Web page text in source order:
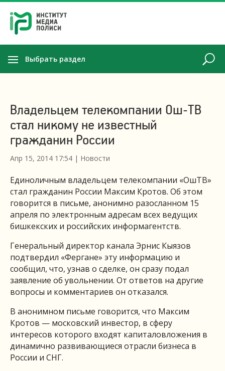
Выбрать раздел
Владельцем телекомпании Ош-ТВ
стал никому не известный
гражданин России
Апр 15, 2014 17:54 | Новости
Единоличным владельцем телекомпании «ОшТВ»
стал гражданин России Максим Кротов. Об этом
говорится в письме, анонимно разосланном 15
апреля по электронным адресам всех ведущих
бишкекских и российских информагентств.
Генеральный директор канала Эрнис Кыязов
подтвердил «Фергане» эту информацию и
сообщил, что, узнав о сделке, он сразу подал
заявление об увольнении. От ответов на другие
вопросы и комментариев он отказался.
В анонимном письме говорится, что Максим
Кротов — московский инвестор, в сферу
интересов которого входят капиталовложения в
динамично развивающиеся отрасли бизнеса в
России и СНГ.